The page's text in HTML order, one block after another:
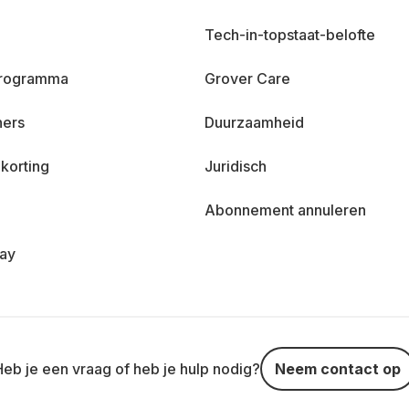
Tech-in-topstaat-belofte
Grover Care
Duurzaamheid
Juridisch
Abonnement annuleren
je een vraag of heb je hulp nodig? Neem contact op